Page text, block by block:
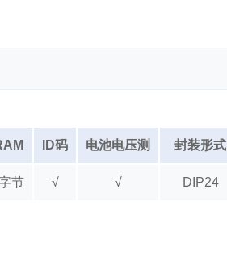
ID码 电池电压测 封装形式
节 √ √ DIP24